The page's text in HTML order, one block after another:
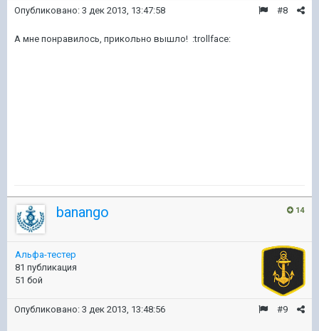
#8
Опубликовано: 3 дек 2013, 13:47:58
А мне понравилось, прикольно вышло! :trollface:
14
banango
Альфа-тестер
81 публикация
51 бой
#9
Опубликовано: 3 дек 2013, 13:48:56